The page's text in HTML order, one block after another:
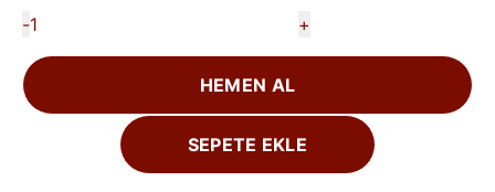
- +
HEMEN AL
SEPETE EKLE